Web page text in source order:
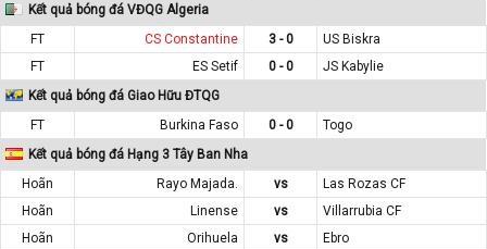
Kết quả bóng đá VĐQG Algeria
FT
CS Constantine 3 - 0
US Biskra
FT
ES Setif 0 - 0
JS Kabylie
Kết quả bóng đá Giao Hữu ĐTQG
FT
Burkina Faso 0 - 0
Togo
Kết quả bóng đá Hạng 3 Tây Ban Nha
Hoãn
Rayo Majada. vs
Las Rozas CF
Hoãn
Linense vs
Villarrubia CF
Hoãn
Orihuela vs
Ebro